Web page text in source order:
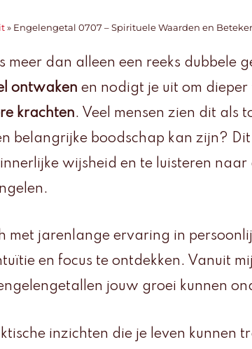
» Engelengetal 0707 – Spirituele Waarden en
meer dan alleen een reeks dubbele
ontwaken en nodigt je uit om
krachten. Veel mensen zien dit als
belangrijke boodschap kan zijn?
wijsheid en te luisteren naar
met jarenlange ervaring in
en focus te ontdekken. Vanuit
jouw groei kunnen
inzichten die je leven kunnen